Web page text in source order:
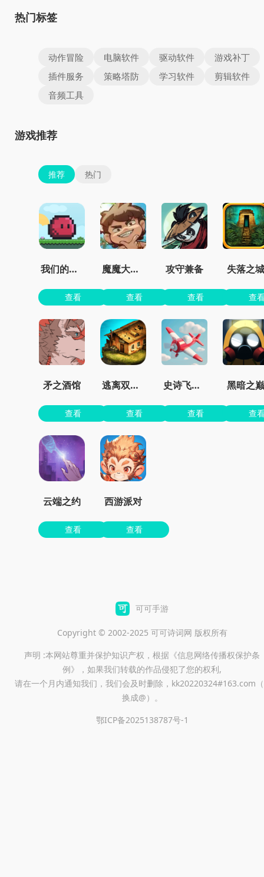
热门标签
动作冒险 电脑软件 驱动软件
游戏补丁
插件服务
策略塔防 学习软件
剪辑软件
音频工具
游戏推荐
推荐 热门
我们的世界
查看
魔魔大冒险官方正版
查看
攻守兼备
查看
失落之城
查
矛之酒馆
查看
逃离双塔湾
查看
史诗飞机进化
查看
黑暗之巅
查
云端之约
查看
西游派对
查看
可可手游
Copyright © 2002-2025 可可诗词网 版权所有
声明 :本网站尊重并保护知识产权，根据《信息网络传播权保护条
例》，如果我们转载的作品侵犯了您的权利,
请在一个月内通知我们，我们会及时删除，kk20220324#163.com
换成@）。
鄂ICP备2025138787号-1